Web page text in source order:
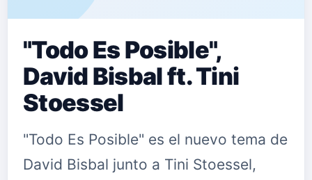
"Todo Es Posible",
David Bisbal ft. Tini
Stoessel
"Todo Es Posible" es el nuevo tema de
David Bisbal junto a Tini Stoessel,